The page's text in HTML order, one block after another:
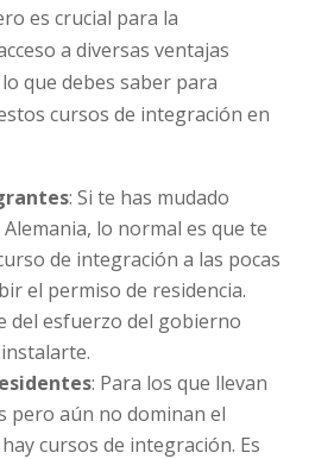
es crucial para la
a diversas ventajas
que debes saber para
cursos de integración en
: Si te has mudado
lo normal es que te
de integración a las pocas
el permiso de residencia.
del esfuerzo del gobierno
: Para los que llevan
pero aún no dominan el
cursos de integración. Es